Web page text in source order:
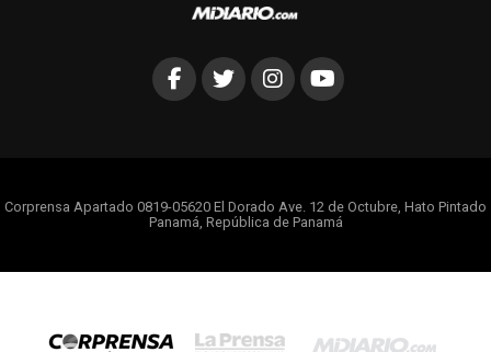
Corprensa Apartado 0819-05620 El Dorado Ave. 12 de Octubre, Hato Pintado
Panamá, República de Panamá